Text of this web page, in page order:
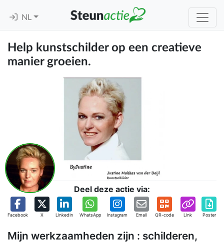
NL
Help kunstschilder op een creatieve
manier groeien.
Deel deze actie via:
Facebook X Linkedin WhatsApp Instagram Email QR-code Link Poster
Mijn werkzaamheden zijn : schilderen,